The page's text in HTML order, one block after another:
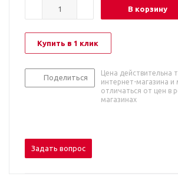
В корзину
Купить в 1 клик
Поделиться
Цена действительна
интернет-магазина и
отличаться от цен в
магазинах
Задать вопрос